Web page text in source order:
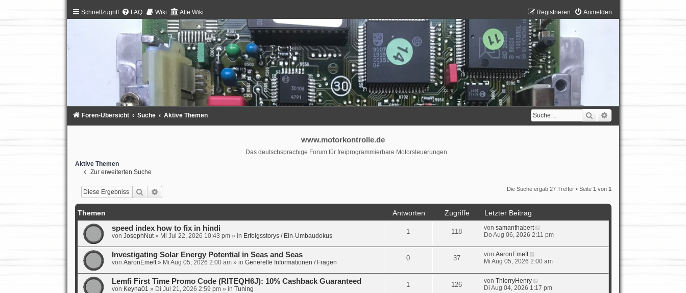
Schnellzugriff FAQ Wiki Alte Wiki Anmelden
Registrieren
Suche
Foren-Übersicht Suche Aktive Themen
www.motorkontrolle.de
Das deutschsprachige Forum für freiprogrammierbare Motorsteuerungen
Aktive Themen
Zur erweiterten Suche
Suche Die Suche ergab 27 Treffer • Seite 1 von 1
Themen Antworten Zugriffe
Letzter Beitrag
speed index how to fix in hindi
von JosephNut» Mi Jul 22, 2026 10:43 pm» in Erfolgsstorys / Ein-Umbaudokus
1 118 von samanthabert
Do Aug 06, 2026 2:11 pm
Investigating Solar Energy Potential in Seas and Seas
von AaronEmeft» Mi Aug 05, 2026 2:00 am» in Generelle Informationen / Fragen
0 37 von AaronEmeft
Mi Aug 05, 2026 2:00 am
Lemfi First Time Promo Code (RITEQH6J): 10% Cashback Guaranteed
von Keyna01 » Di Jul 21, 2026 2:59 pm» in Tuning
1 126 von ThierryHenry
Di Aug 04, 2026 1:17 pm